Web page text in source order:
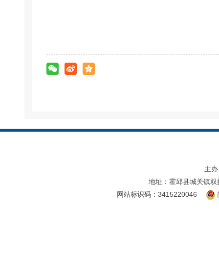
主
地址：霍邱县城关镇双
网站标识码：3415220046